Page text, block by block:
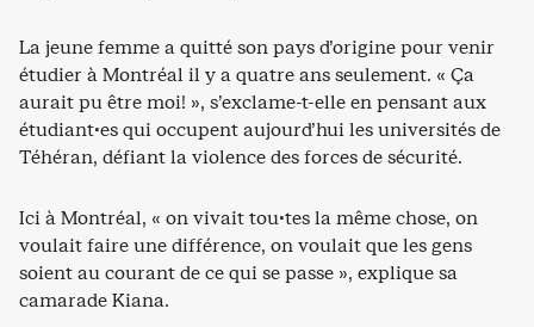
La jeune femme a quitté son pays d’origine pour venir
étudier à Montréal il y a quatre ans seulement. « Ça
aurait pu être moi! », s’exclame-t-elle en pensant aux
étudiant·es qui occupent aujourd’hui les universités de
Téhéran, défiant la violence des forces de sécurité.
Ici à Montréal, « on vivait tou·tes la même chose, on
voulait faire une différence, on voulait que les gens
soient au courant de ce qui se passe », explique sa
camarade Kiana.